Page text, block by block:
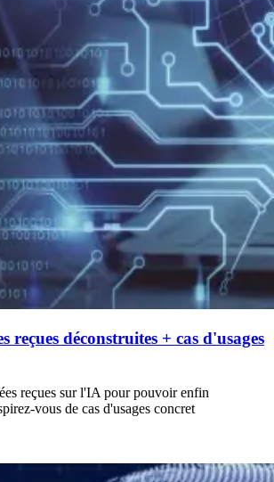
reçues déconstruites + cas d'usages
reçues sur l'IA pour pouvoir enfin
vous de cas d'usages concret